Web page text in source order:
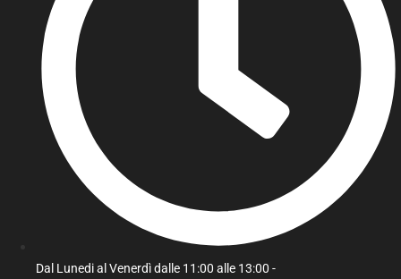
Dal Lunedi al Venerdì dalle 11:00 alle 13:00 -